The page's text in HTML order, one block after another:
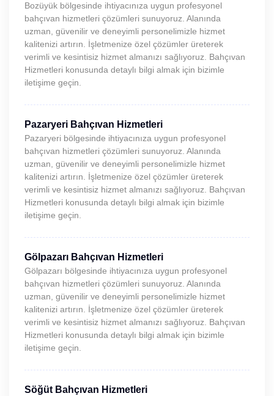
Bozüyük bölgesinde ihtiyacınıza uygun profesyonel
bahçıvan hizmetleri çözümleri sunuyoruz. Alanında
uzman, güvenilir ve deneyimli personelimizle hizmet
kalitenizi artırın. İşletmenize özel çözümler üreterek
verimli ve kesintisiz hizmet almanızı sağlıyoruz. Bahçıvan
Hizmetleri konusunda detaylı bilgi almak için bizimle
iletişime geçin.
Pazaryeri Bahçıvan Hizmetleri
Pazaryeri bölgesinde ihtiyacınıza uygun profesyonel
bahçıvan hizmetleri çözümleri sunuyoruz. Alanında
uzman, güvenilir ve deneyimli personelimizle hizmet
kalitenizi artırın. İşletmenize özel çözümler üreterek
verimli ve kesintisiz hizmet almanızı sağlıyoruz. Bahçıvan
Hizmetleri konusunda detaylı bilgi almak için bizimle
iletişime geçin.
Gölpazarı Bahçıvan Hizmetleri
Gölpazarı bölgesinde ihtiyacınıza uygun profesyonel
bahçıvan hizmetleri çözümleri sunuyoruz. Alanında
uzman, güvenilir ve deneyimli personelimizle hizmet
kalitenizi artırın. İşletmenize özel çözümler üreterek
verimli ve kesintisiz hizmet almanızı sağlıyoruz. Bahçıvan
Hizmetleri konusunda detaylı bilgi almak için bizimle
iletişime geçin.
Söğüt Bahçıvan Hizmetleri